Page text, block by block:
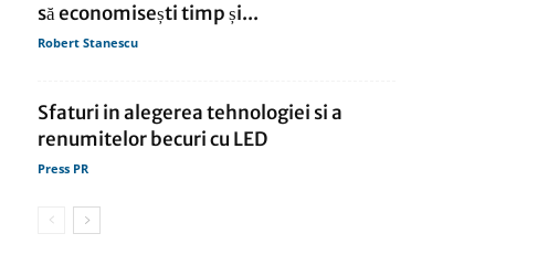
să economisești timp și...
Robert Stanescu
Sfaturi in alegerea tehnologiei si a
renumitelor becuri cu LED
Press PR